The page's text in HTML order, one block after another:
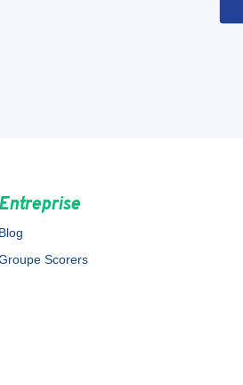
Entreprise
Blog
Scorers